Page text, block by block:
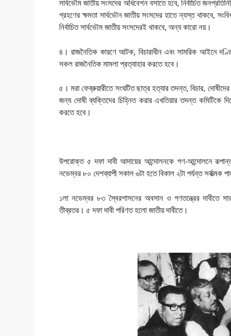
সার্বভৌম জাতীয় সংসদের অধিবেশন বসাতে হবে, নির্বাচিত
গ্রহণের ক্ষমতা সার্বভৌন জাতীয় সংসদের হাতে ন্যস্ত থাকবে,
নির্বাচিত সার্বভৌম জাতীয় সংসদেরই থাকবে, অন্য কারো নয়।
৪। রাজনৈতিক কারণে আটক, বিচারাধীন এবং সামরিক আইনে
সকল রাজনৈতিক মামলা প্রত্যাহার করতে হবে।
৫। মরা ফেব্রুয়ারীতে সংঘটিত ছাত্র হত্যার তদন্ত, বিচার,
জন্য দোষী ব্যক্তিদের চিহ্নিত করার এখতিয়ার তদন্ত কমিটিকে
করতে হবে।
উপরোক্ত ৫ দফা দাবী আদায়ের আন্দোলনকে গণ-আন্দোলনে
নভেম্বর ৮০ দেশব্যাপী সকাল ৬টা হতে বিকাল ২টা পর্যন্ত
১লা নভেম্বর ৮৩ স্বৈরশাসনের অবসান ও গণতন্ত্রের দাবীতে
তীব্রতর। ৫ দফা দাবী পরিণত হলো জাতীয় দাবীতে।